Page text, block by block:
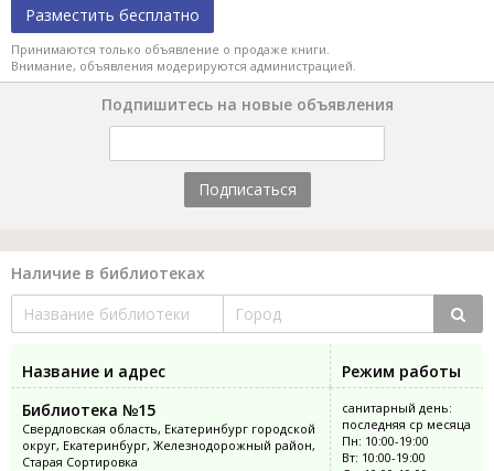
Разместить бесплатно
Принимаются только объявление о продаже книги.
Внимание, объявления модерируются администрацией.
Подпишитесь на новые объявления
Подписаться
Наличие в библиотеках
Название и адрес
Режим работы
Библиотека №15
Свердловская область, Екатеринбург городской
округ, Екатеринбург, Железнодорожный район,
Старая Сортировка
санитарный день:
последняя ср месяца
Пн: 10:00-19:00
Вт: 10:00-19:00